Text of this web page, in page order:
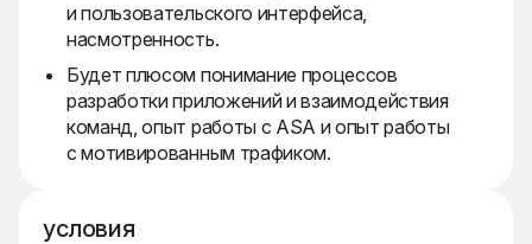
и пользовательского интерфейса,
насмотренность.
Будет плюсом понимание процессов
разработки приложений и взаимодействия
команд, опыт работы с ASA и опыт работы
с мотивированным трафиком.
условия